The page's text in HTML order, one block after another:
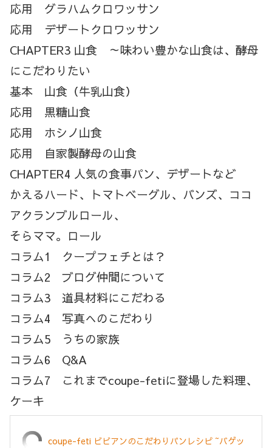
応用 グラハムクロワッサン
応用 デザートクロワッサン
CHAPTER3 山食 ～味わい豊かな山食は、酵母
にこだわりたい
基本 山食（牛乳山食）
応用 黒糖山食
応用 ホシノ山食
応用 自家製酵母の山食
CHAPTER4 人気の食事パン、デザートなど
かえるハード、トマトベーグル、バンズ、ココ
アクランブルロール、
そらママ。ロール
コラム1 クープフェチとは？
コラム2 ブログ仲間について
コラム3 道具材料にこだわる
コラム4 写真へのこだわり
コラム5 うちの家族
コラム6 Q&A
コラム7 これまでcoupe-fetiに登場した料理、
ケーキ
coupe-feti ビビアンのこだわりパンレシピ ~バゲッ